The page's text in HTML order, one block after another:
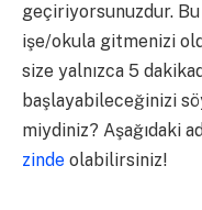
geçiriyorsunuzdur. Bu
işe/okula gitmenizi
size yalnızca 5
başlayabileceğinizi
miydiniz? Aşağıdaki
zinde olabilirsiniz!